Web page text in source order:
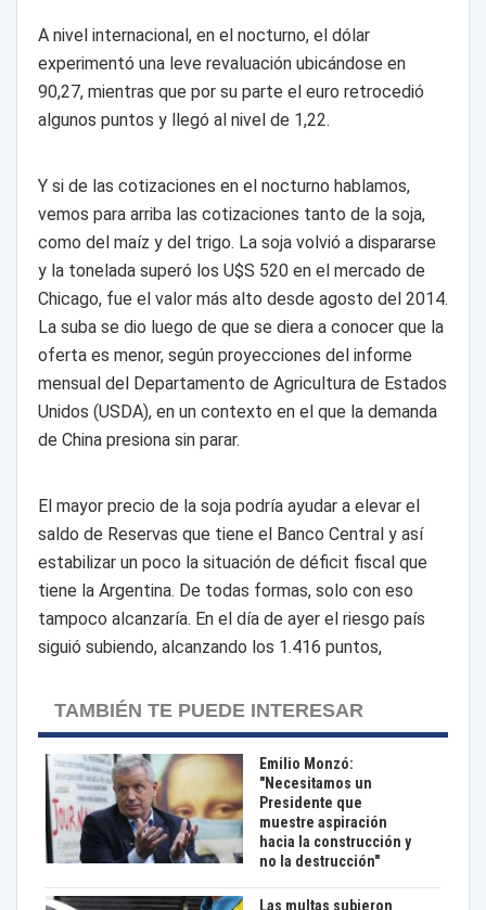
A nivel internacional, en el nocturno, el dólar
experimentó una leve revaluación ubicándose en
90,27, mientras que por su parte el euro retrocedió
algunos puntos y llegó al nivel de 1,22.
Y si de las cotizaciones en el nocturno hablamos,
vemos para arriba las cotizaciones tanto de la soja,
como del maíz y del trigo. La soja volvió a dispararse
y la tonelada superó los U$S 520 en el mercado de
Chicago, fue el valor más alto desde agosto del 2014.
La suba se dio luego de que se diera a conocer que la
oferta es menor, según proyecciones del informe
mensual del Departamento de Agricultura de Estados
Unidos (USDA), en un contexto en el que la demanda
de China presiona sin parar.
El mayor precio de la soja podría ayudar a elevar el
saldo de Reservas que tiene el Banco Central y así
estabilizar un poco la situación de déficit fiscal que
tiene la Argentina. De todas formas, solo con eso
tampoco alcanzaría. En el día de ayer el riesgo país
siguió subiendo, alcanzando los 1.416 puntos,
TAMBIÉN TE PUEDE INTERESAR
Emilio Monzó:
"Necesitamos un
Presidente que
muestre aspiración
hacia la construcción y
no la destrucción"
Las multas subieron